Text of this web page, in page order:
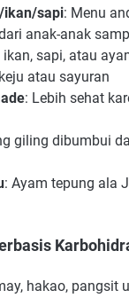
ikan/sapi: Menu
anak-anak
ikan, sapi, atau
atau sayuran
: Lebih sehat
giling dibumbui
: Ayam tepung ala
hakao, pangsit